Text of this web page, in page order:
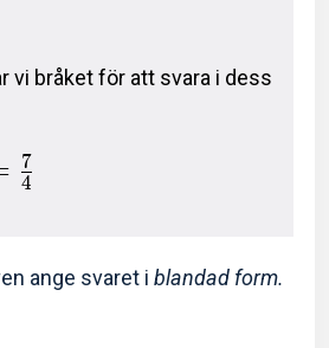
vi bråket för att svara i dess
4
7
ange svaret i blandad form.